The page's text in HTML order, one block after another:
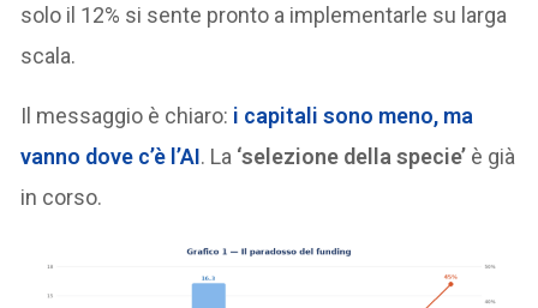
solo il 12% si sente pronto a implementarle su larga
scala.
Il messaggio è chiaro: i capitali sono meno, ma
vanno dove c’è l’AI. La ‘selezione della specie’ è già
in corso.